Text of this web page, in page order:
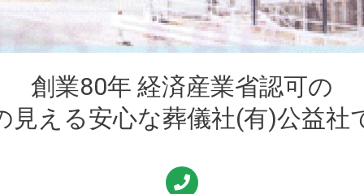
創業80年 経済産業省認可の
見える安心な葬儀社(有)公益社